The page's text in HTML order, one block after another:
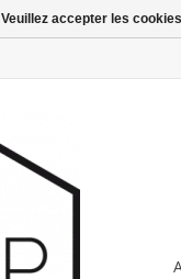
Veuillez accepter les